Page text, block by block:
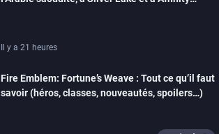
Il y a 21 heures
Fire Emblem: Fortune’s Weave : Tout ce qu’il faut
savoir (héros, classes, nouveautés, spoilers…)